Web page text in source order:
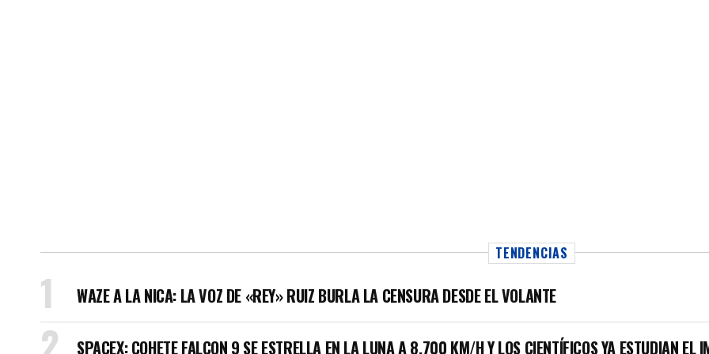
TENDENCIAS
WAZE A LA NICA: LA VOZ DE «REY» RUIZ BURLA LA CENSURA DESDE EL VOLANTE
SPACEX: COHETE FALCON 9 SE ESTRELLA EN LA LUNA A 8.700 KM/H Y LOS CIENTÍFICOS YA ESTUDIAN EL